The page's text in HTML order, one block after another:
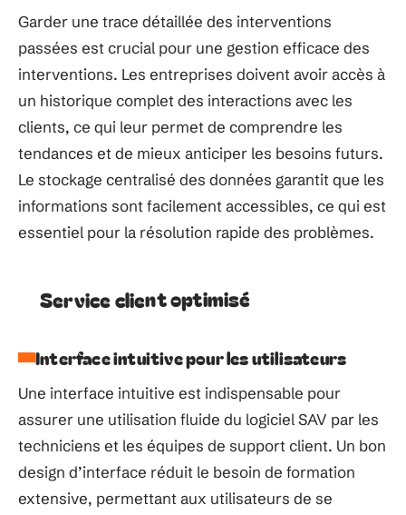
Garder une trace détaillée des interventions
passées est crucial pour une gestion efficace des
interventions. Les entreprises doivent avoir accès à
un historique complet des interactions avec les
clients, ce qui leur permet de comprendre les
tendances et de mieux anticiper les besoins futurs.
Le stockage centralisé des données garantit que les
informations sont facilement accessibles, ce qui est
essentiel pour la résolution rapide des problèmes.
Service client optimisé
Interface intuitive pour les utilisateurs
Une interface intuitive est indispensable pour
assurer une utilisation fluide du logiciel SAV par les
techniciens et les équipes de support client. Un bon
design d’interface réduit le besoin de formation
extensive, permettant aux utilisateurs de se